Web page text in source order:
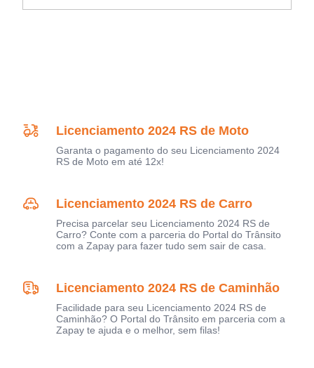
Licenciamento 2024 RS de Moto
Garanta o pagamento do seu Licenciamento 2024
RS de Moto em até 12x!
Licenciamento 2024 RS de Carro
Precisa parcelar seu Licenciamento 2024 RS de
Carro? Conte com a parceria do Portal do Trânsito
com a Zapay para fazer tudo sem sair de casa.
Licenciamento 2024 RS de Caminhão
Facilidade para seu Licenciamento 2024 RS de
Caminhão? O Portal do Trânsito em parceria com a
Zapay te ajuda e o melhor, sem filas!